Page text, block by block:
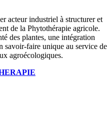
acteur industriel à structurer et
de la Phytothérapie agricole.
des plantes, une intégration
savoir-faire unique au service de
agroécologiques.